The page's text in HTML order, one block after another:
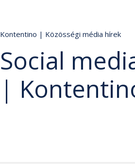
Kontentino | Közösségi média hírek
Social
|